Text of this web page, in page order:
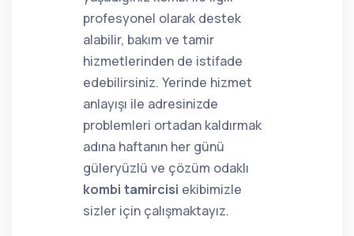
profesyonel olarak destek
alabilir, bakım ve tamir
hizmetlerinden de istifade
edebilirsiniz. Yerinde hizmet
anlayışı ile adresinizde
problemleri ortadan kaldırmak
adına haftanın her günü
güleryüzlü ve çözüm odaklı
kombi tamircisi ekibimizle
sizler için çalışmaktayız.